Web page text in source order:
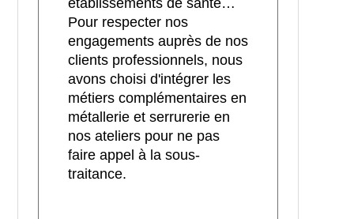
établissements de santé…
Pour respecter nos
engagements auprès de nos
clients professionnels, nous
avons choisi d'intégrer les
métiers complémentaires en
métallerie et serrurerie en
nos ateliers pour ne pas
faire appel à la sous-
traitance.